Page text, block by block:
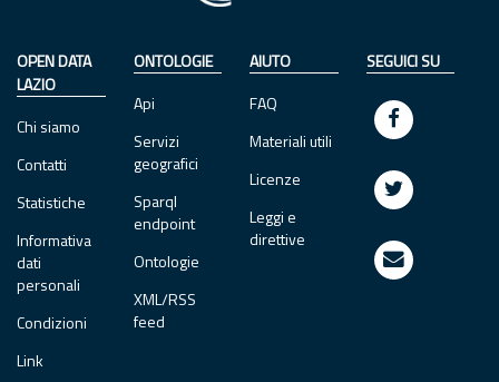
OPEN DATA
LAZIO
Chi siamo
Contatti
Statistiche
Informativa
dati
personali
Condizioni
Link
ONTOLOGIE
Api
Servizi
geografici
Sparql
endpoint
Ontologie
XML/RSS
feed
AIUTO
FAQ
Materiali utili
Licenze
Leggi e
direttive
SEGUICI SU